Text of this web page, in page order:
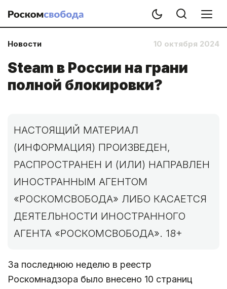
Новости 10 октября 2024
Steam в России на грани
полной блокировки?
НАСТОЯЩИЙ МАТЕРИАЛ
(ИНФОРМАЦИЯ) ПРОИЗВЕДЕН,
РАСПРОСТРАНЕН И (ИЛИ) НАПРАВЛЕН
ИНОСТРАННЫМ АГЕНТОМ
«РОСКОМСВОБОДА» ЛИБО КАСАЕТСЯ
ДЕЯТЕЛЬНОСТИ ИНОСТРАННОГО
АГЕНТА «РОСКОМСВОБОДА». 18+
За последнюю неделю в реестр
Роскомнадзора было внесено 10 страниц